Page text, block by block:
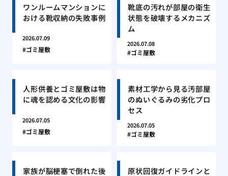
ワンルームマンションに
おける靴収納の失敗事例
2026.07.09
ゴミ屋敷
靴底の汚れが部屋の衛生
状態を破壊するメカニズ
ム
2026.07.08
ゴミ屋敷
人形供養とゴミ屋敷は物
に魂を認める文化の影響
2026.07.05
ゴミ屋敷
素材工学から見る汚部屋
のぬいぐるみの劣化プロ
セス
2026.07.05
ゴミ屋敷
家族が脳梗塞で倒れた後
原状回復ガイドラインと